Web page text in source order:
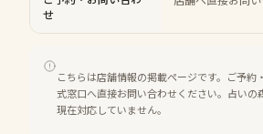
せ
こちらは店舗情報の掲載ページです。ご予約
式窓口へ直接お問い合わせください。占いの
現在対応していません。